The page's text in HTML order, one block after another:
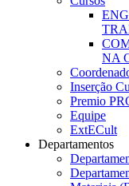
NA
Inserção
Premio
Equipe
ExtECult
Departamentos